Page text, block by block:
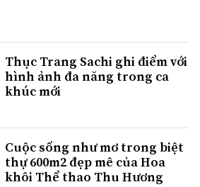
Thục Trang Sachi ghi điểm với
hình ảnh đa năng trong ca
khúc mới
Cuộc sống như mơ trong biệt
thự 600m2 đẹp mê của Hoa
khôi Thể thao Thu Hương